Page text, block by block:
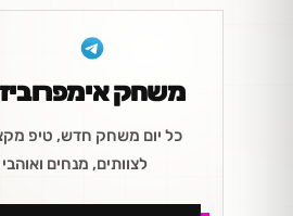
משחק
כל יום משחק חדש, טיפ
לצוותים, מנחים